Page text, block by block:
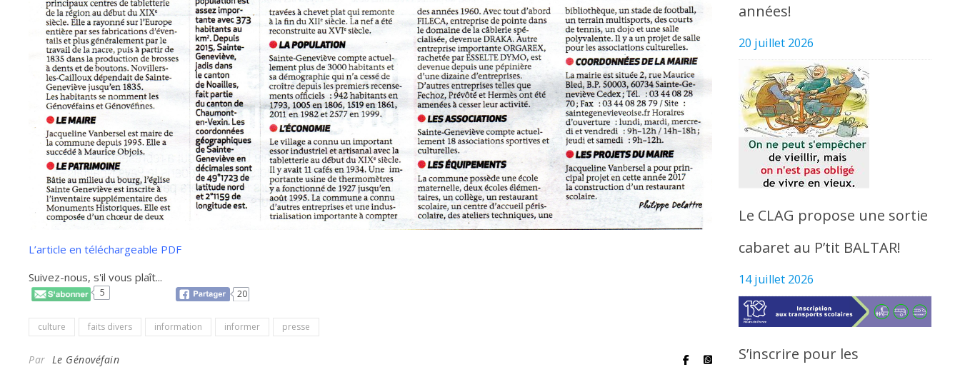
L’article en téléchargeable PDF
Suivez-nous, s'il vous plaît...
5 20
culture faits divers information informer presse
Par Le Génovéfain
années!
20 juillet 2026
Le CLAG propose une sortie
cabaret au P’tit BALTAR!
14 juillet 2026
S’inscrire pour les